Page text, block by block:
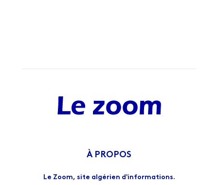
À PROPOS
Le Zoom, site algérien d'informations.